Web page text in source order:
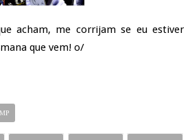
acham, me corrijam se eu estiver
que vem! o/